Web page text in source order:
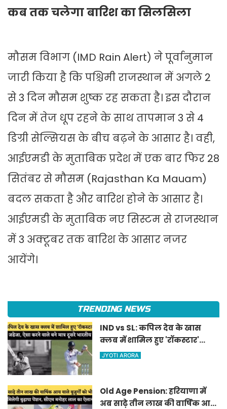
कब तक चलेगा बारिश का सिलसिला
मौसम विभाग (IMD Rain Alert) ने पूर्वानुमान
जारी किया है कि पश्चिमी राजस्थान में अगले 2
से 3 दिन मौसम शुष्क रह सकता है। इस दौरान
दिन में तेज धूप रहने के साथ तापमान 3 से 4
डिग्री सेल्सियस के बीच बढ़ने के आसार है। वही,
आईएमडी के मुताबिक प्रदेश में एक बार फिर 28
सितंबर से मौसम (Rajasthan Ka Mauam)
बदल सकता है और बारिश होने के आसार है।
आईएमडी के मुताबिक नए सिस्टम से राजस्थान
में 3 अक्टूबर तक बारिश के आसार नजर
आयेंगे।
TRENDING NEWS
IND vs SL: कपिल देव के खास
क्लब में शामिल हुए 'रॉकस्टार'
जडेजा, ऐसा करने वाले बने मात्र
JYOTI ARORA
Old Age Pension: हरियाणा में
अब साढ़े तीन लाख की वार्षिक आय